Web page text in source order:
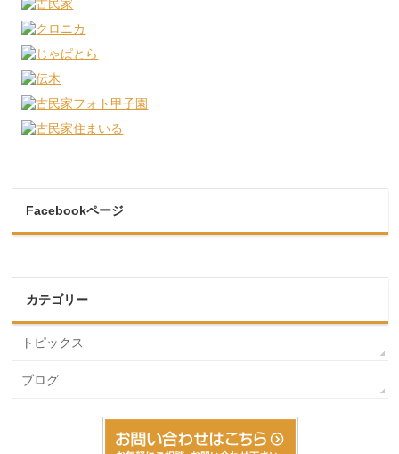
Facebookページ
カテゴリー
トピックス
ブログ